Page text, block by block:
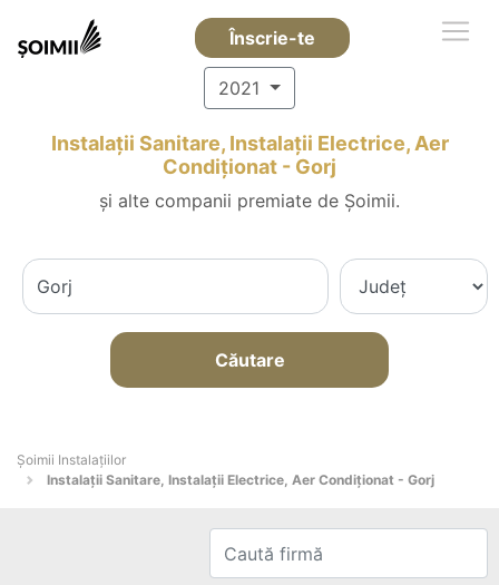
Înscrie-te
2021
Instalații Sanitare, Instalații Electrice, Aer
Condiționat - Gorj
și alte companii premiate de Șoimii.
Căutare
Şoimii Instalaţiilor
Instalații Sanitare, Instalații Electrice, Aer Condiționat - Gorj